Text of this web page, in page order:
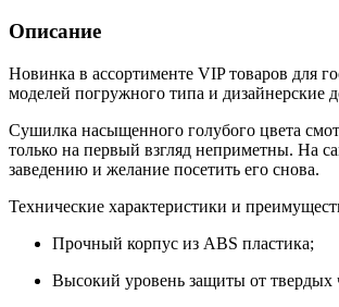
Описание
Новинка в ассортименте VIP товаров для
моделей погружного типа и дизайнерские
Сушилка насыщенного голубого цвета
только на первый взгляд неприметны. На
заведению и желание посетить его снова.
Технические характеристики и
Прочный корпус из ABS пластика;
Высокий уровень защиты от твердых